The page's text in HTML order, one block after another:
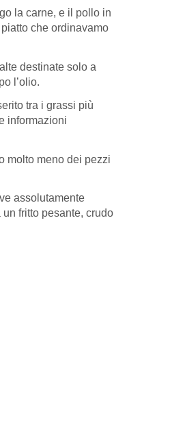
la carne, e il pollo in
che ordinavamo
destinate solo a
l’olio.
tra i grassi più
informazioni
molto meno dei pezzi
assolutamente
fritto pesante, crudo